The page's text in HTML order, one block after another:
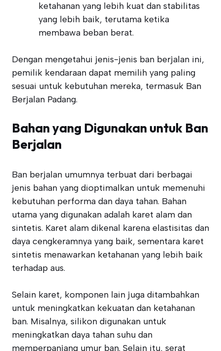
ketahanan yang lebih kuat dan stabilitas
yang lebih baik, terutama ketika
membawa beban berat.
Dengan mengetahui jenis-jenis ban berjalan ini,
pemilik kendaraan dapat memilih yang paling
sesuai untuk kebutuhan mereka, termasuk Ban
Berjalan Padang.
Bahan yang Digunakan untuk Ban
Berjalan
Ban berjalan umumnya terbuat dari berbagai
jenis bahan yang dioptimalkan untuk memenuhi
kebutuhan performa dan daya tahan. Bahan
utama yang digunakan adalah karet alam dan
sintetis. Karet alam dikenal karena elastisitas dan
daya cengkeramnya yang baik, sementara karet
sintetis menawarkan ketahanan yang lebih baik
terhadap aus.
Selain karet, komponen lain juga ditambahkan
untuk meningkatkan kekuatan dan ketahanan
ban. Misalnya, silikon digunakan untuk
meningkatkan daya tahan suhu dan
memperpanjang umur ban. Selain itu, serat